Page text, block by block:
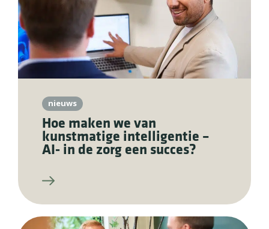
nieuws
Hoe maken we van
kunstmatige intelligentie –
AI- in de zorg een succes?